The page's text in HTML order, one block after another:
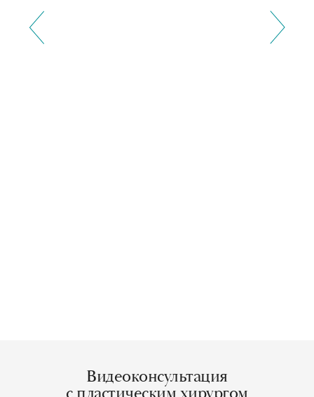
Видеоконсультация